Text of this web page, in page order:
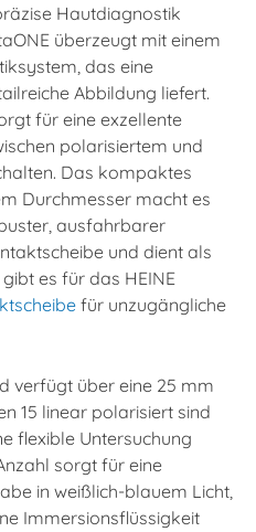
Hautdiagnostik
überzeugt mit einem
das eine
Abbildung liefert.
für eine exzellente
polarisiertem und
Das kompaktes
Durchmesser macht es
ausfahrbarer
und dient als
es für das HEINE
für unzugängliche
verfügt über eine 25 mm
15 linear polarisiert sind
flexible Untersuchung
sorgt für eine
in weißlich-blauem Licht,
Immersionsflüssigkeit